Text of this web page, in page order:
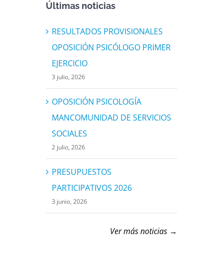
Últimas noticias
RESULTADOS PROVISIONALES
OPOSICIÓN PSICÓLOGO PRIMER
EJERCICIO
3 julio, 2026
OPOSICIÓN PSICOLOGÍA
MANCOMUNIDAD DE SERVICIOS
SOCIALES
2 julio, 2026
PRESUPUESTOS
PARTICIPATIVOS 2026
3 junio, 2026
Ver más noticias →